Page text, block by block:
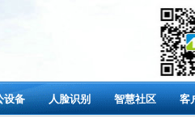
设备 人脸识别 智慧社区 客